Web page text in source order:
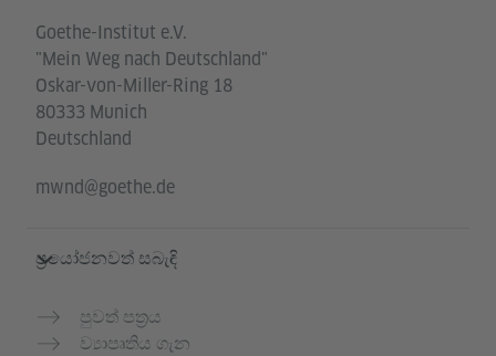
Goethe-Institut e.V.
"Mein Weg nach Deutschland"
Oskar-von-Miller-Ring 18
80333 Munich
Deutschland
mwnd@goethe.de
ප්‍රයෝජනවත් සබැඳි
පුවත් පත්‍රය
ව්‍යාපෘතිය ගැන